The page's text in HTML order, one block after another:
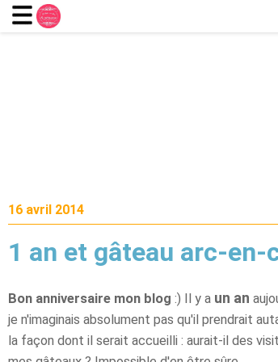
16 avril 2014
1 an et gâteau arc-
Bon anniversaire mon blog :) Il y a un an
je n'imaginais absolument pas qu'il prendrait
la façon dont il serait accueilli : aurait-il des